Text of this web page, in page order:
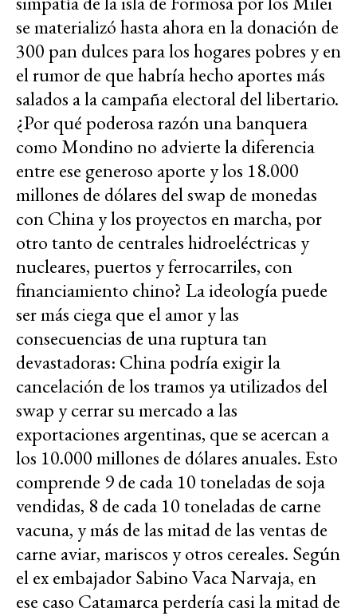
se materializó hasta ahora en la donación de
300 pan dulces para los hogares pobres y en
el rumor de que habría hecho aportes más
salados a la campaña electoral del libertario.
¿Por qué poderosa razón una banquera
como Mondino no advierte la diferencia
entre ese generoso aporte y los 18.000
millones de dólares del swap de monedas
con China y los proyectos en marcha, por
otro tanto de centrales hidroeléctricas y
nucleares, puertos y ferrocarriles, con
financiamiento chino? La ideología puede
ser más ciega que el amor y las
consecuencias de una ruptura tan
devastadoras: China podría exigir la
cancelación de los tramos ya utilizados del
swap y cerrar su mercado a las
exportaciones argentinas, que se acercan a
los 10.000 millones de dólares anuales. Esto
comprende 9 de cada 10 toneladas de soja
vendidas, 8 de cada 10 toneladas de carne
vacuna, y más de las mitad de las ventas de
carne aviar, mariscos y otros cereales. Según
el ex embajador Sabino Vaca Narvaja, en
ese caso Catamarca perdería casi la mitad de